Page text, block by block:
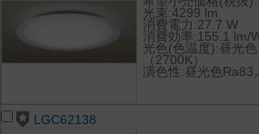
光束:4299 lm
消費電力:27.7 W
消費効率:155.1 lm/
光色(色温度):昼光
（2700K）
演色性:昼光色Ra83
LGC62138